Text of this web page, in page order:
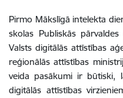
Pirmo Mākslīgā intelekta
skolas Publiskās
Valsts digitālās attīstības
reģionālās attīstības
veida pasākumi ir būtiski,
digitālās attīstības